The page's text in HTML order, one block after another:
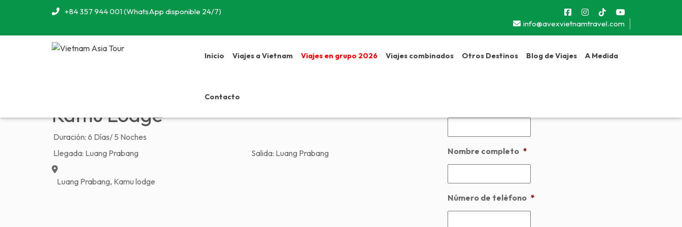
+84 357 944 001 (WhatsApp disponible 24/7)
info@avexvietnamtravel.com
Inicio Viajes a Vietnam Viajes en grupo 2026 Viajes combinados Otros Destinos Blog de Viajes A Medida
Contacto
6 días para explorar Luang Prabang y
Kamu Lodge
Duración: 6 Días/ 5 Noches
Llegada: Luang Prabang Salida: Luang Prabang
Luang Prabang, Kamu lodge
Nombre completo *
Número de teléfono *